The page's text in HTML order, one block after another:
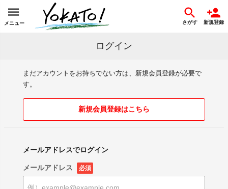
メニュー さがす 新規登録
ログイン
まだアカウントをお持ちでない方は、新規会員登録が必要で
す。
新規会員登録はこちら
メールアドレスでログイン
メールアドレス 必須